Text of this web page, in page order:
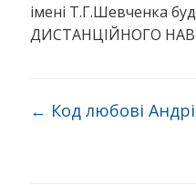
імені Т.Г.Шевченка
ДИСТАНЦІЙНОГО
← Код любові